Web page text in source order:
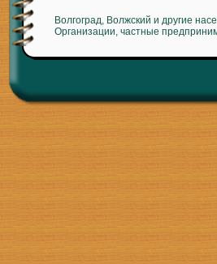
Волгоград, Волжский и другие
Организации, частные